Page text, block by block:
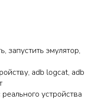
запустить эмулятор,
adb logcat, adb
устройства